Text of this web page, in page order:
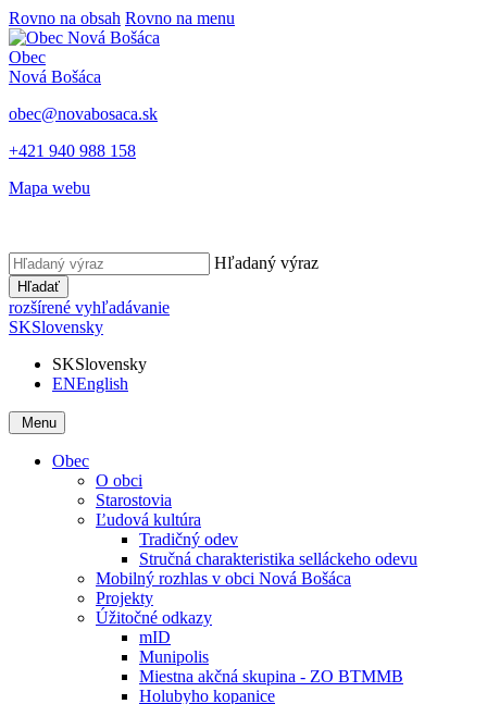
Rovno na obsah Rovno na menu
Obec
Nová Bošáca
obec@novabosaca.sk
+421 940 988 158
Mapa webu
Hľadaný výraz
Hľadať
rozšírené vyhľadávanie
SKSlovensky
SKSlovensky
ENEnglish
Menu
Obec
O obci
Starostovia
Ľudová kultúra
Tradičný odev
Stručná charakteristika selláckeho odevu
Mobilný rozhlas v obci Nová Bošáca
Projekty
Úžitočné odkazy
mID
Munipolis
Miestna akčná skupina - ZO BTMMB
Holubyho kopanice